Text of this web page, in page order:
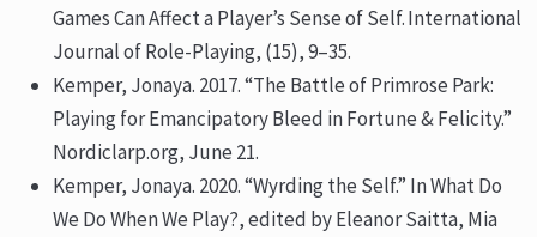
Games Can Affect a Player’s Sense of Self. International
Journal of Role-Playing, (15), 9–35.
Kemper, Jonaya. 2017. “The Battle of Primrose Park:
Playing for Emancipatory Bleed in Fortune & Felicity.”
Nordiclarp.org, June 21.
Kemper, Jonaya. 2020. “Wyrding the Self.” In What Do
We Do When We Play?, edited by Eleanor Saitta, Mia